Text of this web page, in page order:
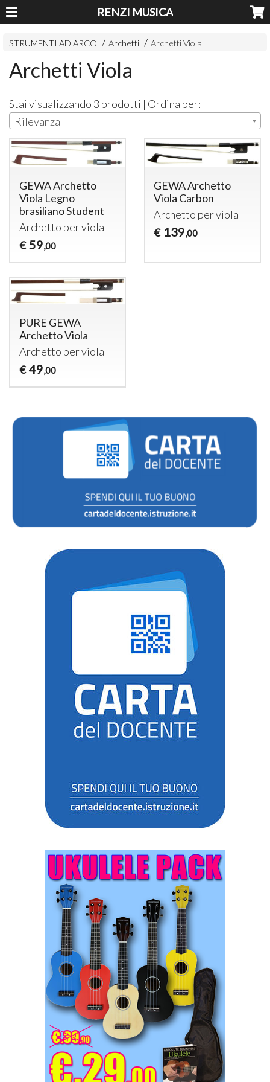
RENZI MUSICA
STRUMENTI AD ARCO Archetti Archetti Viola
Archetti Viola
Stai visualizzando 3 prodotti | Ordina per:
Rilevanza
GEWA Archetto
Viola Legno
brasiliano Student
Archetto per viola
€ 59,00
GEWA Archetto
Viola Carbon
Archetto per viola
€ 139,00
PURE GEWA
Archetto Viola
Archetto per viola
€ 49,00